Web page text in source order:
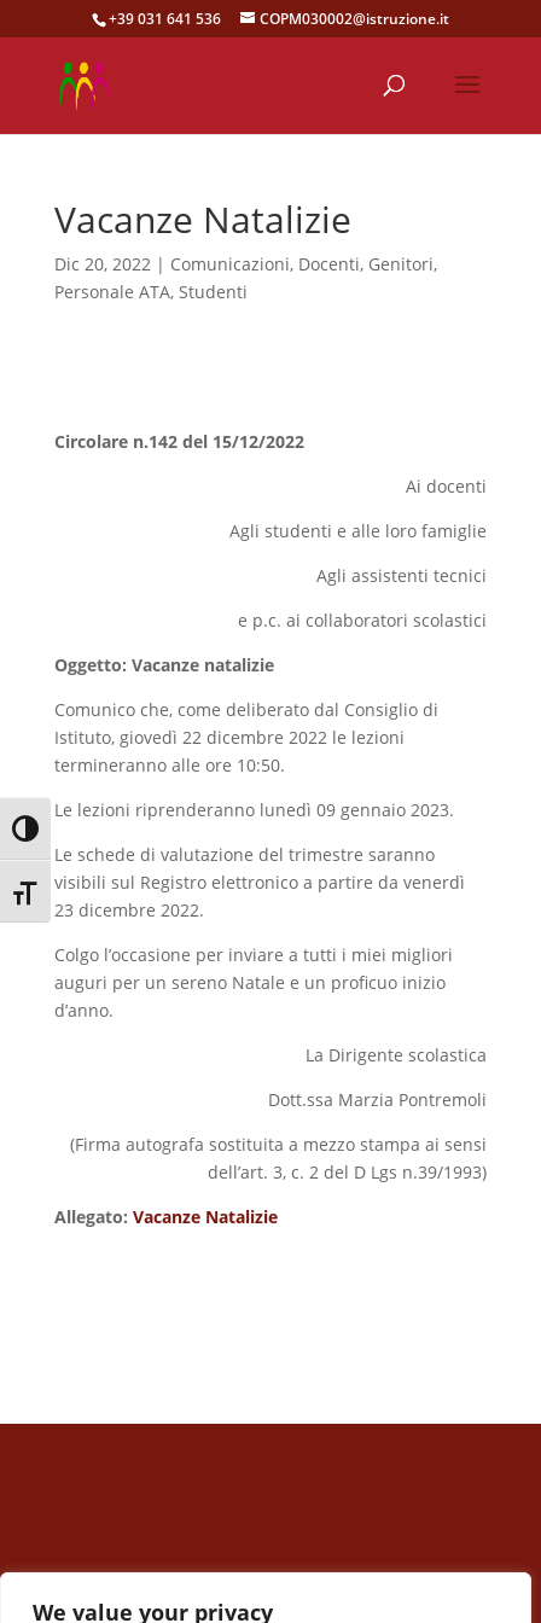
We value your privacy
Attiva/disattiva alto contrasto
Attiva/disattiva dimensione testo
+39 031 641 536 COPM030002@istruzione.it
Vacanze Natalizie
Dic 20, 2022| Comunicazioni, Docenti, Genitori,
Personale ATA, Studenti
Circolare n.142 del 15/12/2022
Ai docenti
Agli studenti e alle loro famiglie
Agli assistenti tecnici
e p.c. ai collaboratori scolastici
Oggetto: Vacanze natalizie
Comunico che, come deliberato dal Consiglio di
Istituto, giovedì 22 dicembre 2022 le lezioni
termineranno alle ore 10:50.
Le lezioni riprenderanno lunedì 09 gennaio 2023.
Le schede di valutazione del trimestre saranno
visibili sul Registro elettronico a partire da venerdì
23 dicembre 2022.
Colgo l’occasione per inviare a tutti i miei migliori
auguri per un sereno Natale e un proficuo inizio
d’anno.
La Dirigente scolastica
Dott.ssa Marzia Pontremoli
(Firma autografa sostituita a mezzo stampa ai sensi
dell’art. 3, c. 2 del D Lgs n.39/1993)
Allegato: Vacanze Natalizie